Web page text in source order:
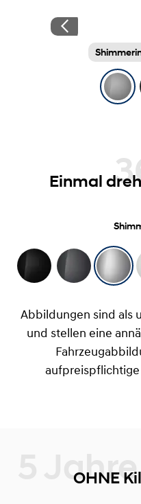
360°
Einmal
Abbildungen sind als
und stellen eine
OHNE